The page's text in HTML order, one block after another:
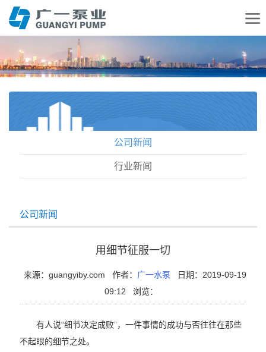
公司新闻
行业新闻
公司新闻
用细节征服一切
来源：guangyiby.com 作者： 广一水泵
日期：2019-09-19
09:12
浏览：
有人说“细节决定成败”，一件事情的成功与否往往在那些
不起眼的细节之处。